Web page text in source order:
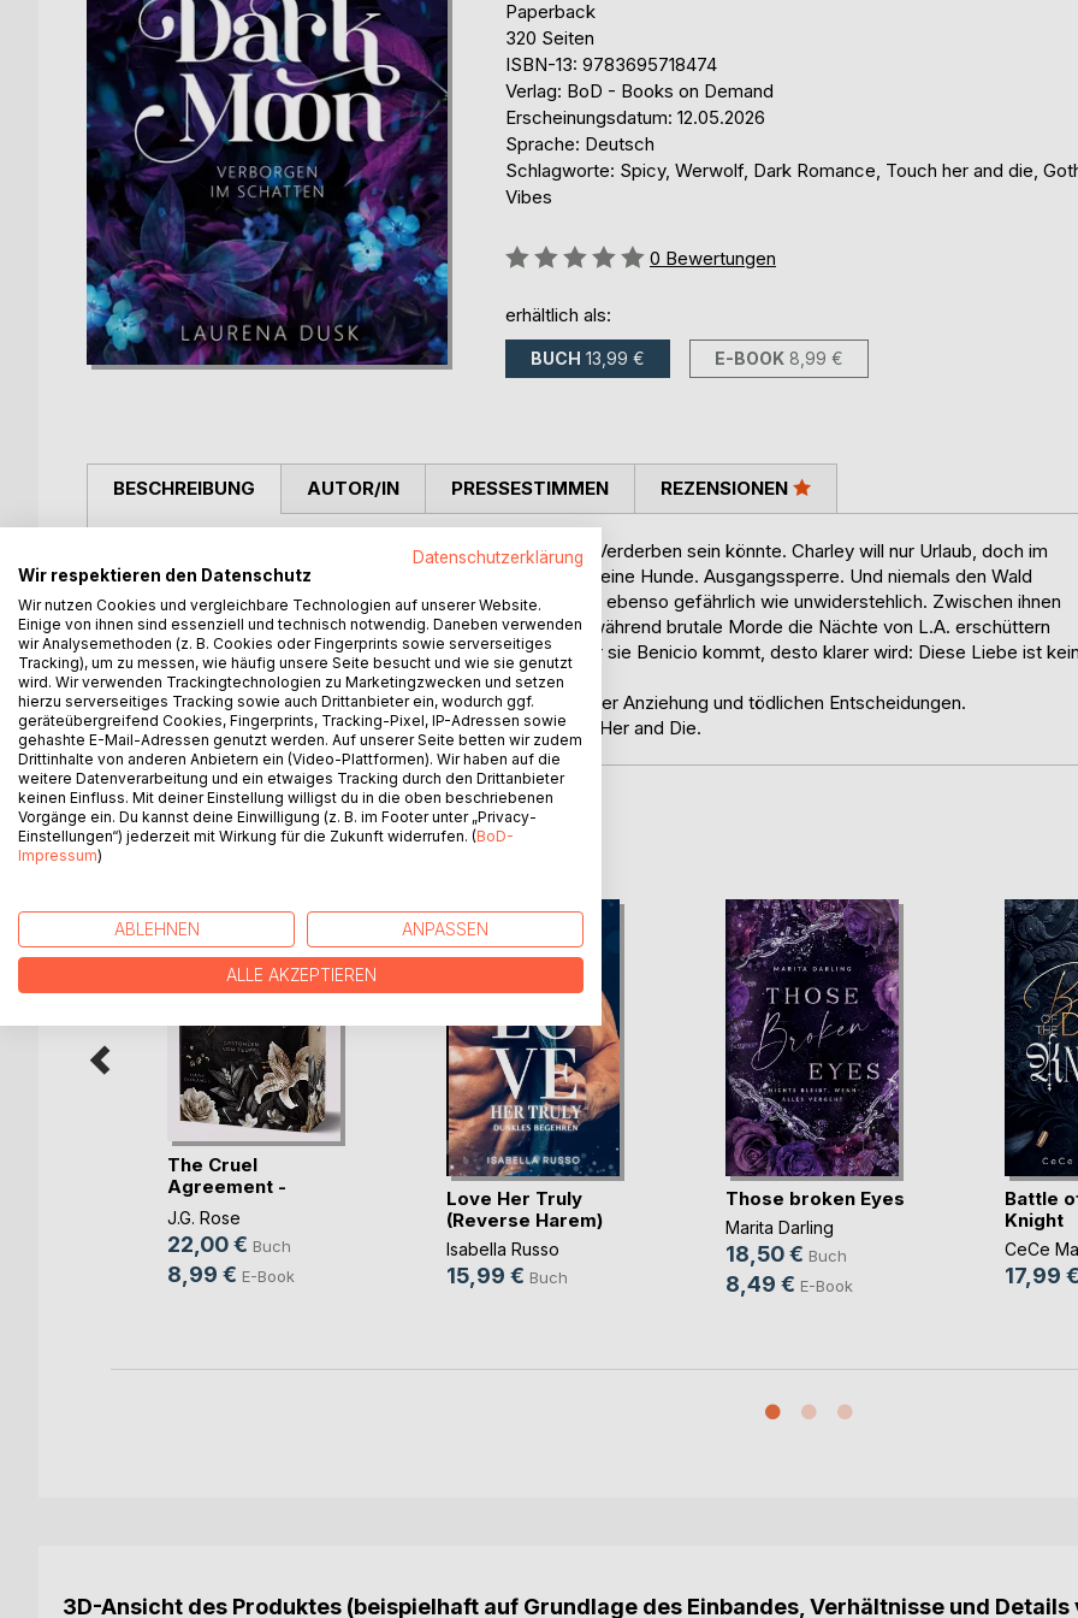
Paperback
320 Seiten
ISBN-13: 9783695718474
Verlag: BoD - Books on Demand
Erscheinungsdatum: 12.05.2026
Sprache: Deutsch
Schlagworte: Spicy, Werwolf, Dark Romance, Touch her and die,
Vibes
Bewertung::
0 Bewertungen
erhältlich als:
BUCH 13,99 € E-BOOK 8,99 €
BESCHREIBUNG
Ein Sommer. Ein mysteriöses Anwesen. Ein Mann, der ihr Verderben sein könnte. Charley will nur Urlaub, doch im
abgelegenen Darkmoon Manor gelten seltsame Regeln: Keine Hunde. Ausgangssperre. Und niemals den Wald
betreten. Der charismatische Hausherr Benicio El Lobo ist ebenso gefährlich wie unwiderstehlich. Zwischen ihnen
lodert eine Anziehung, die Charley jede Kontrolle kostet, während brutale Morde die Nächte von L.A. erschüttern
und dunkle Geheimnisse aus dem Wald kriechen. Je näher sie Benicio kommt, desto klarer wird: Diese Liebe ist
Versprechen. Sie ist eine Drohung.
Eine Dark Paranormal Romance mit Spicy Vibes, verbotener Anziehung und tödlichen Entscheidungen.
Für Fans von Dark Romance, Enemies to Lovers & Touch Her and Die.
AUTOR/IN PRESSESTIMMEN REZENSIONEN
WEITERE TITEL BEIBoD
The Cruel
Agreement -
Gestohlen vo(...)
J.G. Rose
22,00 € Buch
8,99 € E-Book
Love Her Truly
(Reverse Harem)
Isabella Russo
15,99 € Buch
Those broken Eyes
Marita Darling
18,50 € Buch
8,49 € E-Book
Battle
Knight
CeCe
17,99
3D-Ansicht des Produktes (beispielhaft auf Grundlage des Einbandes, Verhältnisse und
Datenschutzerklärung
Wir respektieren den Datenschutz
Wir nutzen Cookies und vergleichbare Technologien auf unserer Website.
Einige von ihnen sind essenziell und technisch notwendig. Daneben verwenden
wir Analysemethoden (z. B. Cookies oder Fingerprints sowie serverseitiges
Tracking), um zu messen, wie häufig unsere Seite besucht und wie sie genutzt
wird. Wir verwenden Trackingtechnologien zu Marketingzwecken und setzen
hierzu serverseitiges Tracking sowie auch Drittanbieter ein, wodurch ggf.
geräteübergreifend Cookies, Fingerprints, Tracking-Pixel, IP-Adressen sowie
gehashte E-Mail-Adressen genutzt werden. Auf unserer Seite betten wir zudem
Drittinhalte von anderen Anbietern ein (Video-Plattformen). Wir haben auf die
weitere Datenverarbeitung und ein etwaiges Tracking durch den Drittanbieter
keinen Einfluss. Mit deiner Einstellung willigst du in die oben beschriebenen
Vorgänge ein. Du kannst deine Einwilligung (z. B. im Footer unter „Privacy-
Einstellungen“) jederzeit mit Wirkung für die Zukunft widerrufen. (BoD-
Impressum)
ABLEHNEN ANPASSEN
ALLE AKZEPTIEREN